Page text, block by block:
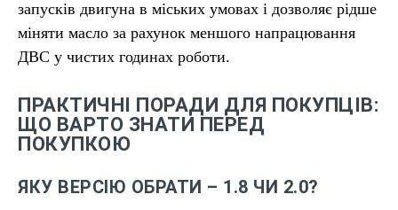
запусків двигуна в міських умовах і дозволяє рідше
міняти масло за рахунок меншого напрацювання
ДВС у чистих годинах роботи.
ПРАКТИЧНІ ПОРАДИ ДЛЯ ПОКУПЦІВ:
ЩО ВАРТО ЗНАТИ ПЕРЕД
ПОКУПКОЮ
ЯКУ ВЕРСІЮ ОБРАТИ – 1.8 ЧИ 2.0?